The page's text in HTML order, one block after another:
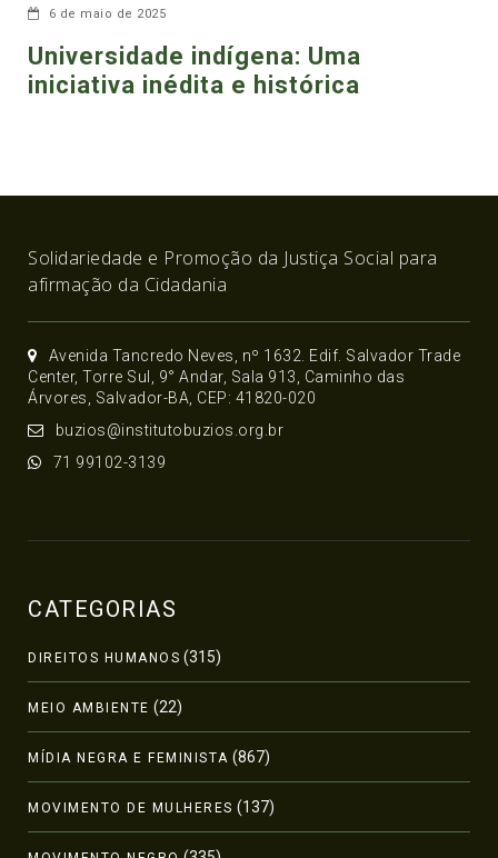
6 de maio de 2025
Universidade indígena: Uma
iniciativa inédita e histórica
Solidariedade e Promoção da Justiça Social para
afirmação da Cidadania
Avenida Tancredo Neves, nº 1632. Edif. Salvador Trade
Center, Torre Sul, 9° Andar, Sala 913, Caminho das
Árvores, Salvador-BA, CEP: 41820-020
buzios@institutobuzios.org.br
71 99102-3139
CATEGORIAS
DIREITOS HUMANOS (315)
MEIO AMBIENTE (22)
MÍDIA NEGRA E FEMINISTA (867)
MOVIMENTO DE MULHERES (137)